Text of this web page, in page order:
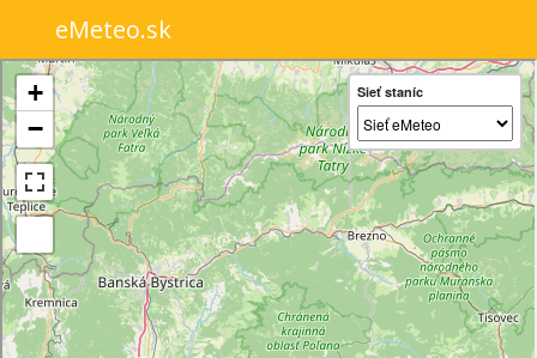
eMeteo.sk